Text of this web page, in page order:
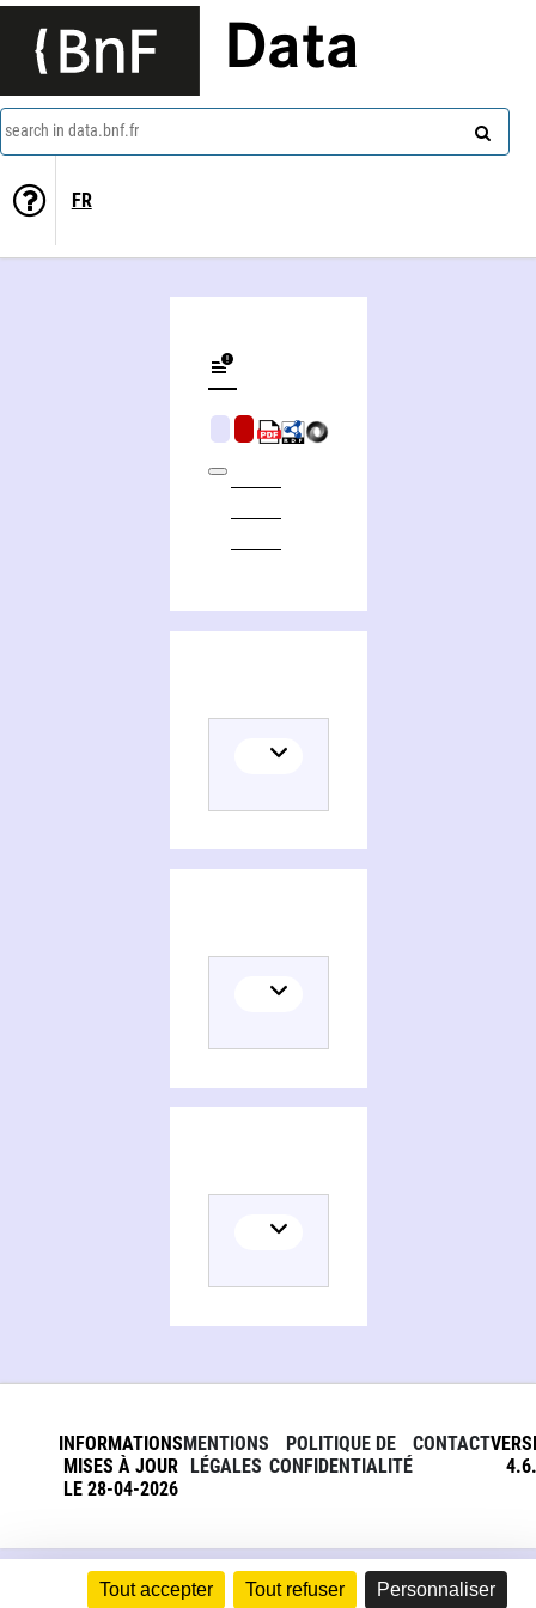
Tout accepter Tout refuser Personnaliser
Data
search in data.bnf.fr
FR
INFORMATIONS
MISES À JOUR
LE 28-04-2026
MENTIONS
LÉGALES
POLITIQUE DE
CONFIDENTIALITÉ
CONTACT